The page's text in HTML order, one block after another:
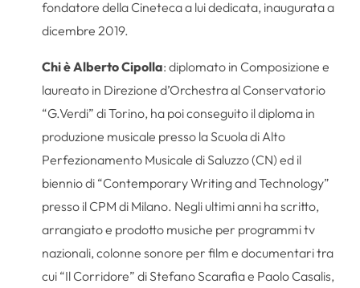
fondatore della Cineteca a lui dedicata, inaugurata a
dicembre 2019.
Chi è Alberto Cipolla: diplomato in Composizione e
laureato in Direzione d’Orchestra al Conservatorio
“G.Verdi” di Torino, ha poi conseguito il diploma in
produzione musicale presso la Scuola di Alto
Perfezionamento Musicale di Saluzzo (CN) ed il
biennio di “Contemporary Writing and Technology”
presso il CPM di Milano. Negli ultimi anni ha scritto,
arrangiato e prodotto musiche per programmi tv
nazionali, colonne sonore per film e documentari tra
cui “Il Corridore” di Stefano Scarafia e Paolo Casalis,